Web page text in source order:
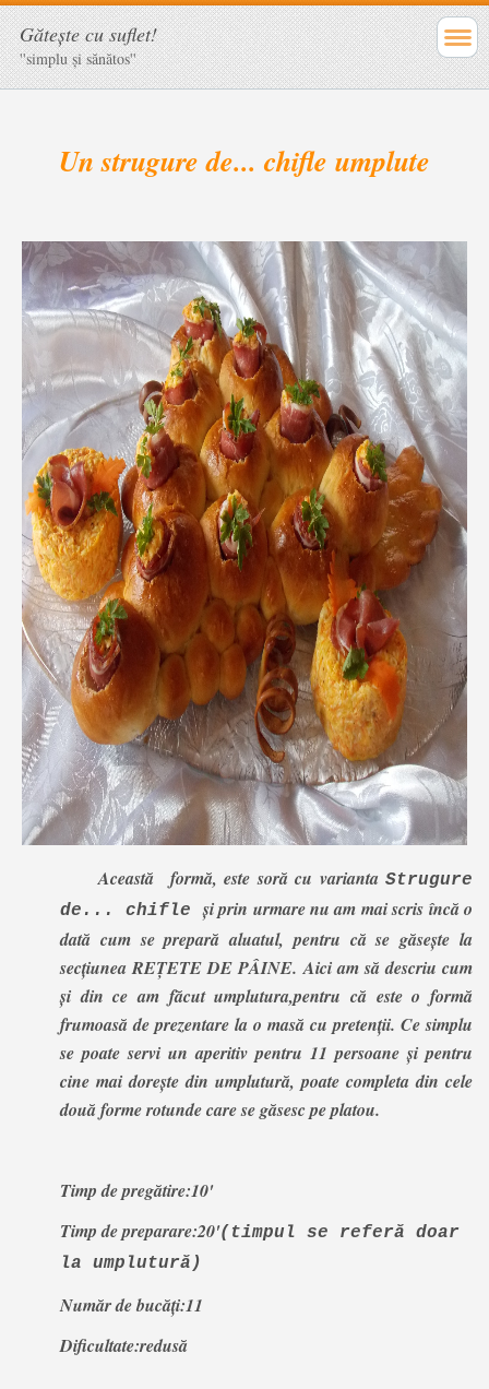
Găteşte cu suflet!
''simplu şi sănătos''
Un strugure de... chifle umplute
Această formă, este soră cu variantaStrugure
de... chifleși prin urmare nu am mai scris încă o
dată cum se prepară aluatul, pentru că se găsește la
secțiunea REȚETE DE PÂINE. Aici am să descriu cum
și din ce am făcut umplutura,pentru că este o formă
frumoasă de prezentare la o masă cu pretenții. Ce simplu
se poate servi un aperitiv pentru 11 persoane și pentru
cine mai dorește din umplutură, poate completa din cele
două forme rotunde care se găsesc pe platou.
Timp de pregătire:10'
Timp de preparare:20'(timpul se referă doar
la umplutură)
Număr de bucăți:11
Dificultate:redusă